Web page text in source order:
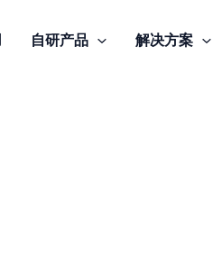
自研产品 解决方案